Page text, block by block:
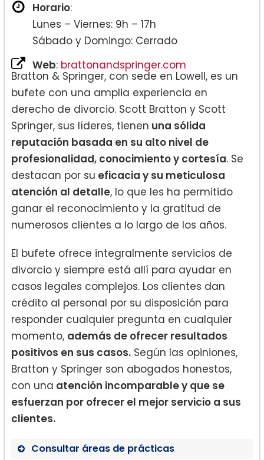
Horario:
Lunes – Viernes: 9h – 17h
Sábado y Domingo: Cerrado
Web: brattonandspringer.com
Bratton & Springer, con sede en Lowell, es un
bufete con una amplia experiencia en
derecho de divorcio. Scott Bratton y Scott
Springer, sus líderes, tienen una sólida
reputación basada en su alto nivel de
profesionalidad, conocimiento y cortesía. Se
destacan por su eficacia y su meticulosa
atención al detalle, lo que les ha permitido
ganar el reconocimiento y la gratitud de
numerosos clientes a lo largo de los años.
El bufete ofrece integralmente servicios de
divorcio y siempre está allí para ayudar en
casos legales complejos. Los clientes dan
crédito al personal por su disposición para
responder cualquier pregunta en cualquier
momento, además de ofrecer resultados
positivos en sus casos. Según las opiniones,
Bratton y Springer son abogados honestos,
con una atención incomparable y que se
esfuerzan por ofrecer el mejor servicio a sus
clientes.
Consultar áreas de prácticas